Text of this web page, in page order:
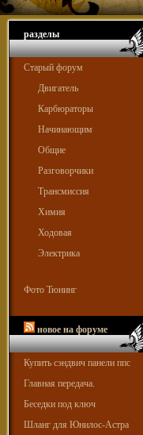
разделы
Старый форум
Двигатель
Карбюраторы
Начинающим
Общие
Разговорчики
Трансмиссия
Химия
Ходовая
Электрика
Фото Тюнинг
новое на форуме
Купить сэндвич панели ппс
Главная передача.
Беседки под ключ
Шланг для Юнилос-Астра